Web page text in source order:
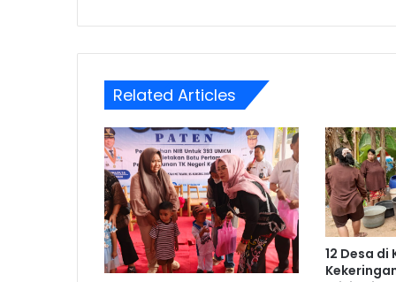
Related Articles
12 Desa